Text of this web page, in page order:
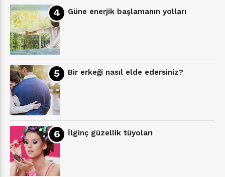
Güne enerjik başlamanın yolları
Bir erkeği nasıl elde edersiniz?
İlginç güzellik tüyoları